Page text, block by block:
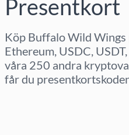
Presentkort
Köp Buffalo Wild
Ethereum, USDC,
våra 250 andra
får du